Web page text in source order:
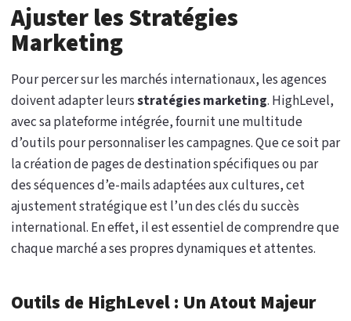
Ajuster les Stratégies
Marketing
Pour percer sur les marchés internationaux, les agences
doivent adapter leursstratégies marketing. HighLevel,
avec sa plateforme intégrée, fournit une multitude
d’outils pour personnaliser les campagnes. Que ce soit par
la création de pages de destination spécifiques ou par
des séquences d’e-mails adaptées aux cultures, cet
ajustement stratégique est l’un des clés du succès
international. En effet, il est essentiel de comprendre que
chaque marché a ses propres dynamiques et attentes.
Outils de HighLevel : Un Atout Majeur